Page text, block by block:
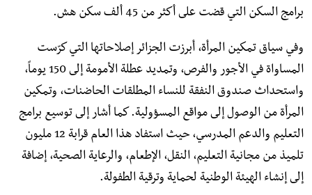
برامج السكن التي قضت على أكثر من 45 ألف سكن هش.
وفي سياق تمكين المرأة، أبرزت الجزائر إصلاحاتها التي كرّست
المساواة في الأجور والفرص، وتمديد عطلة الأمومة إلى 150 يوماً،
واستحداث صندوق النفقة للنساء المطلقات الحاضنات، وتمكين
المرأة من الوصول إلى مواقع المسؤولية. كما أشار إلى توسيع برامج
التعليم والدعم المدرسي، حيث استفاد هذا العام قرابة 12 مليون
تلميذ من مجانية التعليم، النقل، الإطعام، والرعاية الصحية، إضافة
إلى إنشاء الهيئة الوطنية لحماية وترقية الطفولة.